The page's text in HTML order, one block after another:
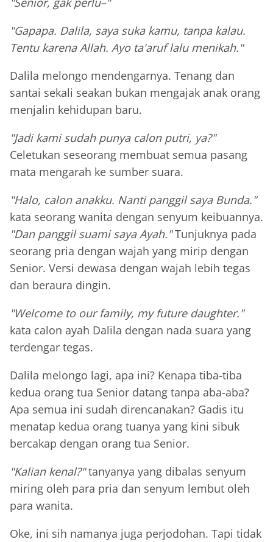
"Gapapa. Dalila, saya suka kamu, tanpa kalau.
Tentu karena Allah. Ayo ta'aruf lalu menikah."
Dalila melongo mendengarnya. Tenang dan
santai sekali seakan bukan mengajak anak orang
menjalin kehidupan baru.
"Jadi kami sudah punya calon putri, ya?"
Celetukan seseorang membuat semua pasang
mata mengarah ke sumber suara.
"Halo, calon anakku. Nanti panggil saya Bunda."
kata seorang wanita dengan senyum keibuannya.
"Dan panggil suami saya Ayah."Tunjuknya pada
seorang pria dengan wajah yang mirip dengan
Senior. Versi dewasa dengan wajah lebih tegas
dan beraura dingin.
"Welcome to our family, my future daughter."
kata calon ayah Dalila dengan nada suara yang
terdengar tegas.
Dalila melongo lagi, apa ini? Kenapa tiba-tiba
kedua orang tua Senior datang tanpa aba-aba?
Apa semua ini sudah direncanakan? Gadis itu
menatap kedua orang tuanya yang kini sibuk
bercakap dengan orang tua Senior.
"Kalian kenal?"tanyanya yang dibalas senyum
miring oleh para pria dan senyum lembut oleh
para wanita.
Oke, ini sih namanya juga perjodohan. Tapi tidak